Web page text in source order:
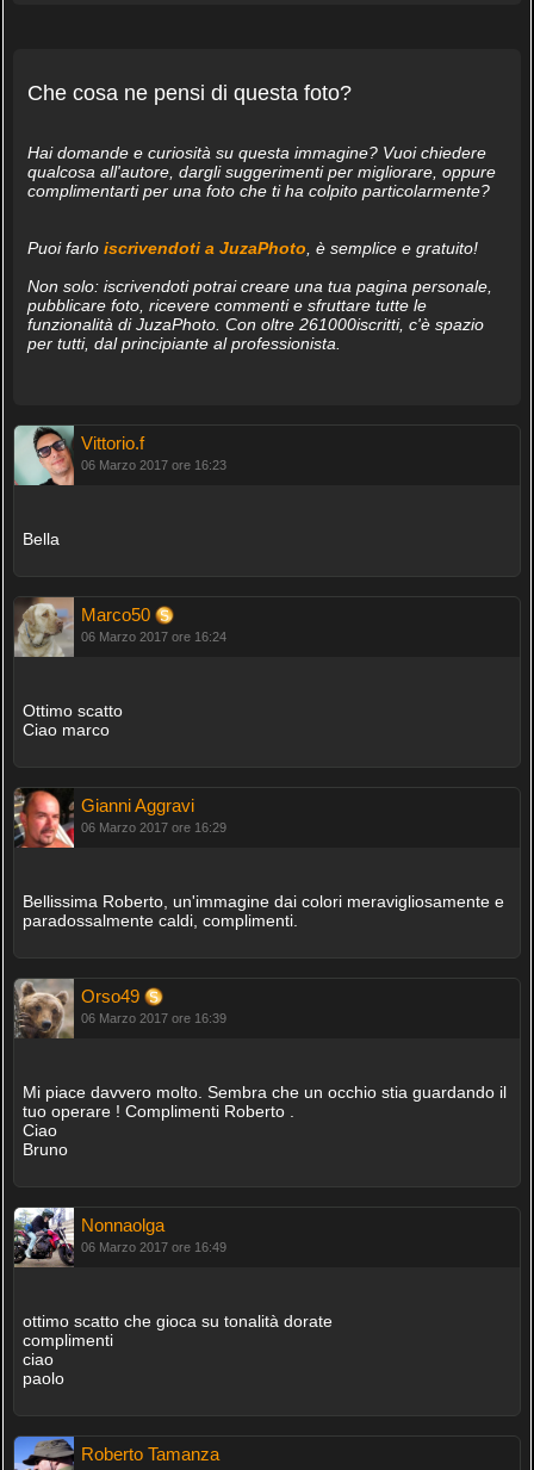
Che cosa ne pensi di questa foto?
Hai domande e curiosità su questa immagine? Vuoi chiedere
qualcosa all'autore, dargli suggerimenti per migliorare, oppure
complimentarti per una foto che ti ha colpito particolarmente?
Puoi farlo iscrivendoti a JuzaPhoto , è semplice e gratuito!
Non solo: iscrivendoti potrai creare una tua pagina personale,
pubblicare foto, ricevere commenti e sfruttare tutte le
funzionalità di JuzaPhoto. Con oltre 261000iscritti, c'è spazio
per tutti, dal principiante al professionista.
Vittorio.f
06 Marzo 2017 ore 16:23
Bella
Marco50
06 Marzo 2017 ore 16:24
Ottimo scatto
Ciao marco
Gianni Aggravi
06 Marzo 2017 ore 16:29
Bellissima Roberto, un'immagine dai colori meravigliosamente e
paradossalmente caldi, complimenti.
Orso49
06 Marzo 2017 ore 16:39
Mi piace davvero molto. Sembra che un occhio stia guardando il
tuo operare ! Complimenti Roberto .
Ciao
Bruno
Nonnaolga
06 Marzo 2017 ore 16:49
ottimo scatto che gioca su tonalità dorate
complimenti
ciao
paolo
Roberto Tamanza